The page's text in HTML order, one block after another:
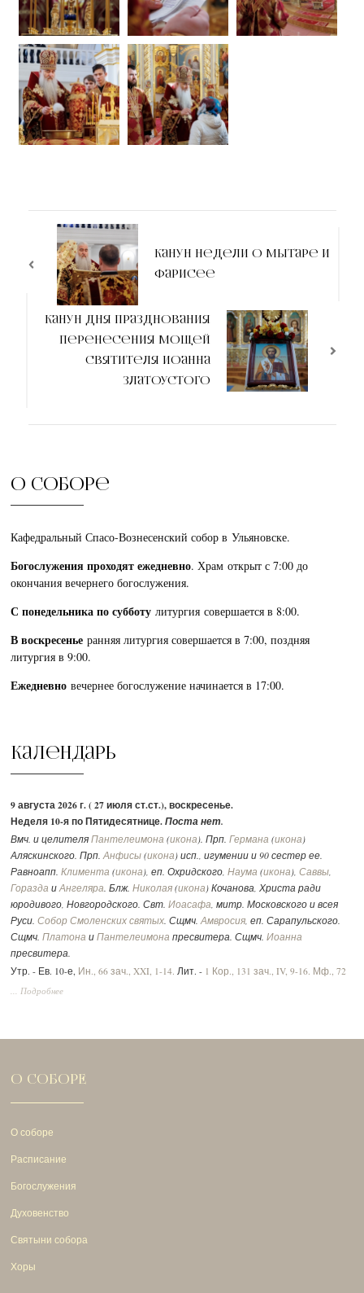
Канун недели о мытаре и
фарисее
Канун дня празднования
перенесения мощей
святителя Иоанна
Златоустого
О соборе
Кафедральный Спасо-Вознесенский собор в Ульяновске.
Богослужения проходят ежедневно. Храм открыт с 7:00 до
окончания вечернего богослужения.
С понедельника по субботулитургия совершается в 8:00.
В воскресеньеранняя литургия совершается в 7:00, поздняя
литургия в 9:00.
Ежедневновечернее богослужение начинается в 17:00.
Календарь
9 августа 2026 г. ( 27 июля ст.ст.), воскресенье.
Неделя 10-я по Пятидесятнице.Поста нет.
Вмч. и целителяПантелеимона (икона). Прп.Германа (икона)
Аляскинского. Прп.Анфисы (икона) исп., игумении и 90 сестер ее.
Равноапп.Климента (икона), еп. Охридского,Наума (икона),Саввы,
Горазда иАнгеляра. Блж.Николая (икона) Кочанова, Христа ради
юродивого, Новгородского. Свт.Иоасафа, митр. Московского и всея
Руси.Собор Смоленских святых. Сщмч.Амвросия, еп. Сарапульского.
Сщмч.Платона иПантелеимона пресвитера. Сщмч.Иоанна
пресвитера.
Утр. - Ев. 10-е, Ин., 66 зач., XXI, 1-14. Лит. - 1 Кор., 131 зач., IV, 9-16. Мф., 72
зач., XVII, 14-23.
... Подробнее
О СОБОРЕ
О соборе
Расписание
Богослужения
Духовенство
Святыни собора
Хоры